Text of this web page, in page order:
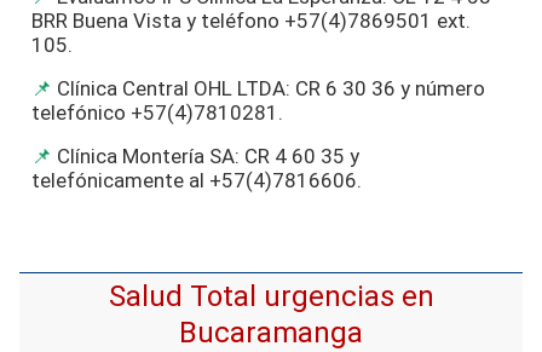
BRR Buena Vista y teléfono +57(4)7869501 ext.
105.
Clínica Central OHL LTDA: CR 6 30 36 y número
telefónico +57(4)7810281.
Clínica Montería SA: CR 4 60 35 y
telefónicamente al +57(4)7816606.
Salud Total urgencias en
Bucaramanga